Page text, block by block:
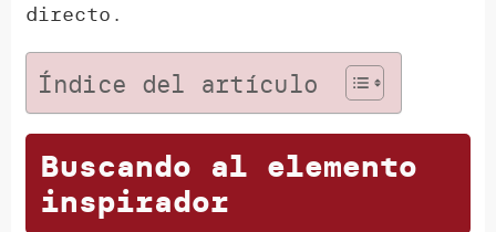
directo.
Índice del artículo
Buscando al elemento
inspirador